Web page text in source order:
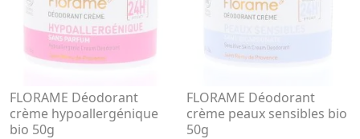
FLORAME Déodorant
crème hypoallergénique
bio 50g
FLORAME Déodorant
crème peaux sensibles bio
50g